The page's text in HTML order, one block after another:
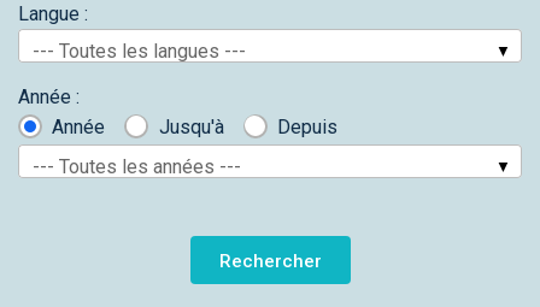
Langue :
--- Toutes les langues ---
Année :
Année
Jusqu'à
Depuis
--- Toutes les années ---